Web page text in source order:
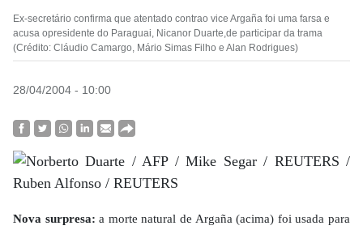
Ex-secretário confirma que atentado contrao vice Argaña foi uma farsa e
acusa opresidente do Paraguai, Nicanor Duarte,de participar da trama
(Crédito: Cláudio Camargo, Mário Simas Filho e Alan Rodrigues)
28/04/2004 - 10:00
Nova surpresa:a morte natural de Argaña (acima) foi usada para